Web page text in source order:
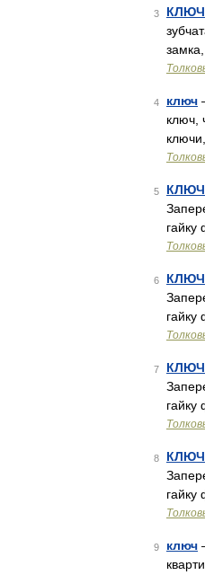
3 КЛЮЧ
4 ключ
ключ,
5 КЛЮЧ
6 КЛЮЧ
7 КЛЮЧ
8 КЛЮЧ
9 ключ